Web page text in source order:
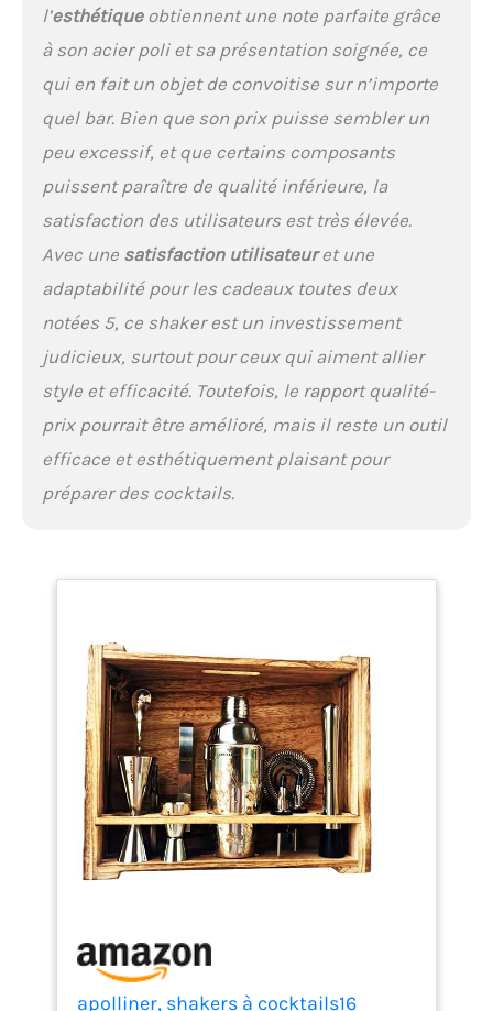
l’esthétiqueobtiennent une note parfaite grâce
à son acier poli et sa présentation soignée, ce
qui en fait un objet de convoitise sur n’importe
quel bar. Bien que son prix puisse sembler un
peu excessif, et que certains composants
puissent paraître de qualité inférieure, la
satisfaction des utilisateurs est très élevée.
Avec une satisfaction utilisateuret une
adaptabilité pour les cadeaux toutes deux
notées 5, ce shaker est un investissement
judicieux, surtout pour ceux qui aiment allier
style et efficacité. Toutefois, le rapport qualité-
prix pourrait être amélioré, mais il reste un outil
efficace et esthétiquement plaisant pour
préparer des cocktails.
apolliner, shakers à cocktails16